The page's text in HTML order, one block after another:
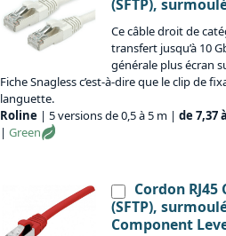
(SFTP),
Ce câble droit de
transfert jusqu’à 10
générale plus écran
Fiche Snagless c’est-à-dire que le clip de
languette.
Roline | 5 versions de 0,5 à 5 m | de 7,37
| Green
Cordon RJ45
(SFTP),
Component